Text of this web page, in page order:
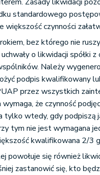
standardowego
większość czynności
bez którego nie
o likwidacji spółki z
Należy
podpis kwalifikowany
przez wszystkich
że czynność
tylko wtedy, gdy podpiszą
tym nie jest wymagana
kwalifikowana 2/3
powołuje się również
zastanowić się, kto